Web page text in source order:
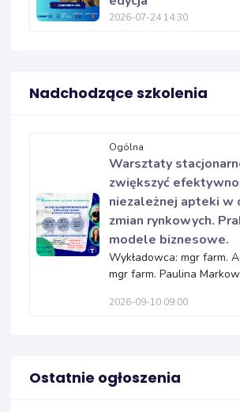
2026-07-24 14:30
Nadchodzące szkolenia
Ogólna
Warsztaty
zwiększyć
niezależnej apteki w
zmian rynkowych.
modele biznesowe.
Wykładowca: mgr farm.
mgr farm. Paulina
2026-09-10 09:00
Ostatnie ogłoszenia